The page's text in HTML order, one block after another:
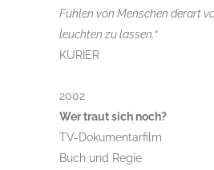
Fühlen von Menschen derart
leuchten zu lassen.“
KURIER
2002
Wer traut sich noch?
TV-Dokumentarfilm
Buch und Regie